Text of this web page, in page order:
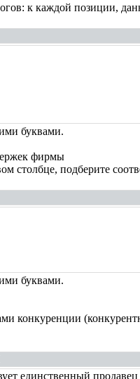
к каждой позиции,
буквами.
фирмы
столбце, подберите
буквами.
конкуренции
единственный продавец